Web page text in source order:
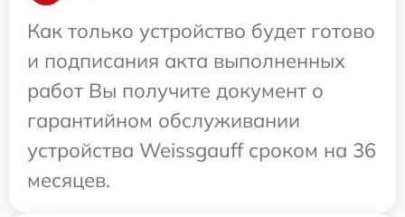
Как только устройство будет готово
и подписания акта выполненных
работ Вы получите документ о
гарантийном обслуживании
устройства Weissgauff сроком на 36
месяцев.